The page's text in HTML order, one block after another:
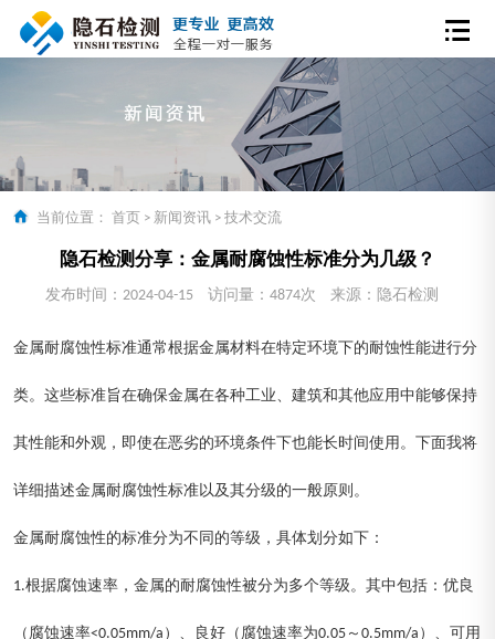
当前位置： 首页 > 新闻资讯 > 技术交流
隐石检测分享：金属耐腐蚀性标准分为几级？
发布时间：2024-04-15 访问量：4874次 来源：隐石检测
金属耐腐蚀性标准通常根据金属材料在特定环境下的耐蚀性能进行分
类。这些标准旨在确保金属在各种工业、建筑和其他应用中能够保持
其性能和外观，即使在恶劣的环境条件下也能长时间使用。下面我将
详细描述金属耐腐蚀性标准以及其分级的一般原则。
金属耐腐蚀性的标准分为不同的等级，具体划分如下：
1.根据腐蚀速率，金属的耐腐蚀性被分为多个等级。其中包括：优良
（腐蚀速率<0.05mm/a）、良好（腐蚀速率为0.05～0.5mm/a）、可用